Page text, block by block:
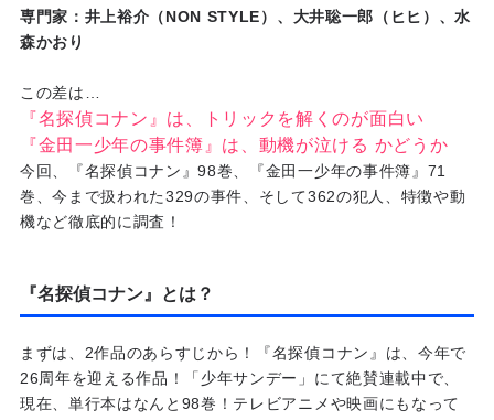
専門家：井上裕介（NON STYLE）、大井聡一郎（ヒヒ）、水
森かおり
この差は…
『名探偵コナン』は、トリックを解くのが面白い
『金田一少年の事件簿』は、動機が泣ける かどうか
今回、『名探偵コナン』98巻、『金田一少年の事件簿』71
巻、今まで扱われた329の事件、そして362の犯人、特徴や動
機など徹底的に調査！
『名探偵コナン』とは？
まずは、2作品のあらすじから！『名探偵コナン』は、今年で
26周年を迎える作品！「少年サンデー」にて絶賛連載中で、
現在、単行本はなんと98巻！テレビアニメや映画にもなって